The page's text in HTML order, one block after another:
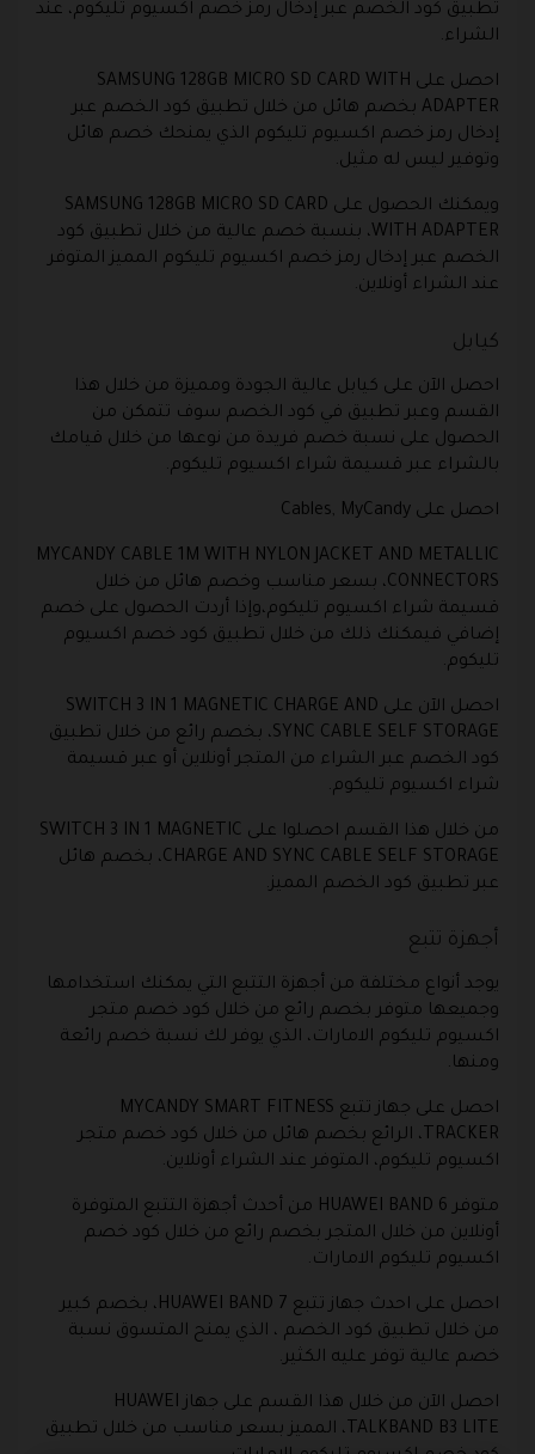
تطبيق كود الخصم عبر إدخال رمز خصم اكسيوم تليكوم، عند
الشراء.
احصل على SAMSUNG 128GB MICRO SD CARD WITH
ADAPTER بخصم هائل من خلال تطبيق كود الخصم عبر
إدخال رمز خصم اكسيوم تليكوم الذي يمنحك خصم هائل
وتوفير ليس له مثيل.
ويمكنك الحصول على SAMSUNG 128GB MICRO SD CARD
WITH ADAPTER، بنسبة خصم عالية من خلال تطبيق كود
الخصم عبر إدخال رمز خصم اكسيوم تليكوم المميز المتوفر
عند الشراء أونلاين.
كيابل
احصل الآن على كيابل عالية الجودة ومميزة من خلال هذا
القسم وعبر تطبيق في كود الخصم سوف تتمكن من
الحصول على نسبة خصم فريدة من نوعها من خلال قيامك
بالشراء عبر قسيمة شراء اكسيوم تليكوم.
احصل على Cables, MyCandy
MYCANDY CABLE 1M WITH NYLON JACKET AND METALLIC
CONNECTORS، بسعر مناسب وخصم هائل من خلال
قسيمة شراء اكسيوم تليكوم،وإذا أردت الحصول على خصم
إضافي فيمكنك ذلك من خلال تطبيق كود خصم اكسيوم
تليكوم.
احصل الآن على SWITCH 3 IN 1 MAGNETIC CHARGE AND
SYNC CABLE SELF STORAGE، بخصم رائع من خلال تطبيق
كود الخصم عبر الشراء من المتجر أونلاين أو عبر قسيمة
شراء اكسيوم تليكوم.
من خلال هذا القسم احصلوا على SWITCH 3 IN 1 MAGNETIC
CHARGE AND SYNC CABLE SELF STORAGE، بخصم هائل
عبر تطبيق كود الخصم المميز.
أجهزة تتبع
يوجد أنواع مختلفة من أجهزة التتبع التي يمكنك استخدامها
وجميعها متوفر بخصم رائع من خلال كود خصم متجر
اكسيوم تليكوم الامارات، الذي يوفر لك نسبة خصم رائعة
ومنها.
احصل على جهاز تتبع MYCANDY SMART FITNESS
TRACKER، الرائع بخصم هائل من خلال كود خصم متجر
اكسيوم تليكوم، المتوفر عند الشراء أونلاين.
متوفر HUAWEI BAND 6 من أحدث أجهزة التتبع المتوفرة
أونلاين من خلال المتجر بخصم رائع من خلال كود خصم
اكسيوم تليكوم الامارات.
احصل على احدث جهاز تتبع HUAWEI BAND 7، بخصم كبير
من خلال تطبيق كود الخصم ، الذي يمنح المتسوق نسبة
خصم عالية توفر عليه الكثير.
احصل الآن من خلال هذا القسم على جهاز HUAWEI
TALKBAND B3 LITE، المميز بسعر مناسب من خلال تطبيق